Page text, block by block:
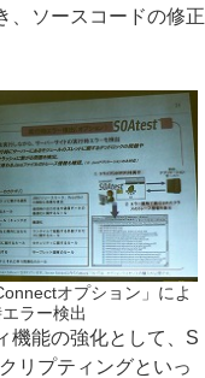
、ソースコードの修正
オプション」によ
ラー検出
機能の強化として、S
リプティングといっ